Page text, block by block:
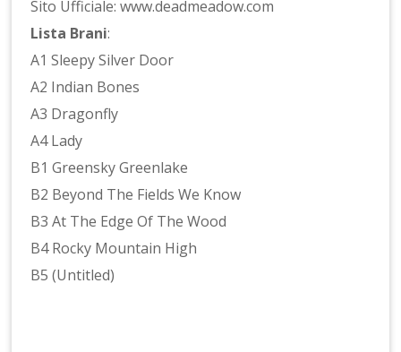
Sito Ufficiale: www.deadmeadow.com
Lista Brani:
A1 Sleepy Silver Door
A2 Indian Bones
A3 Dragonfly
A4 Lady
B1 Greensky Greenlake
B2 Beyond The Fields We Know
B3 At The Edge Of The Wood
B4 Rocky Mountain High
B5 (Untitled)